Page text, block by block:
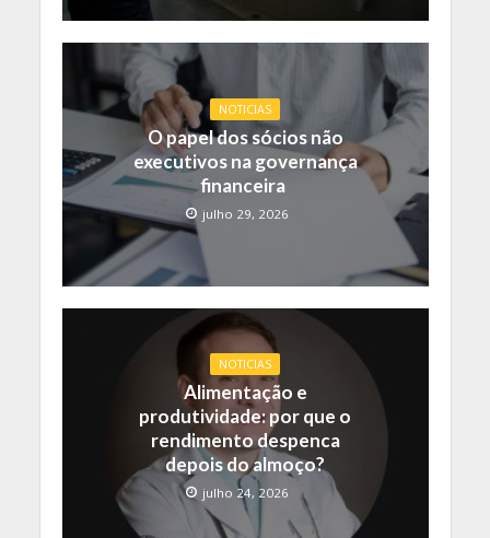
NOTICIAS
O papel dos sócios não
executivos na governança
financeira
julho 29, 2026
NOTICIAS
Alimentação e
produtividade: por que o
rendimento despenca
depois do almoço?
julho 24, 2026